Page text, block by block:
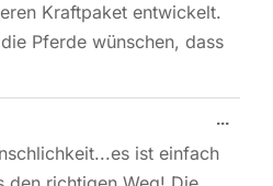
Kraftpaket entwickelt.
Pferde wünschen, dass
ist einfach
...